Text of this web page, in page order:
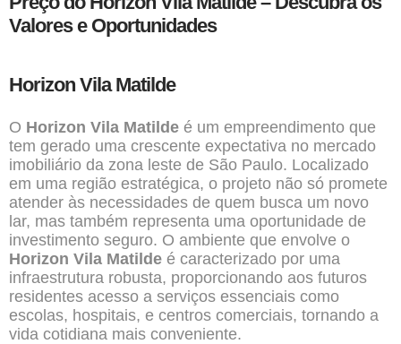
Valores e Oportunidades
Horizon Vila Matilde
O Horizon Vila Matilde é um empreendimento que
tem gerado uma crescente expectativa no mercado
imobiliário da zona leste de São Paulo. Localizado
em uma região estratégica, o projeto não só promete
atender às necessidades de quem busca um novo
lar, mas também representa uma oportunidade de
investimento seguro. O ambiente que envolve o
Horizon Vila Matilde é caracterizado por uma
infraestrutura robusta, proporcionando aos futuros
residentes acesso a serviços essenciais como
escolas, hospitais, e centros comerciais, tornando a
vida cotidiana mais conveniente.